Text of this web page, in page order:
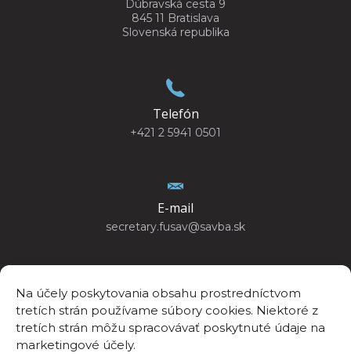
Na účely poskytovania obsahu prostredníctvom
tretích strán používame súbory cookies. Niektoré z
tretích strán môžu spracovávať poskytnuté údaje na
marketingové účely.
Dúbravská cesta 9
845 11 Bratislava
Slovenská republika
Telefón
+421 2 5941 0501
E-mail
secretary.fusav@savba.sk
GPS poloha
48°10’4.440”N
17°04’14.447”E